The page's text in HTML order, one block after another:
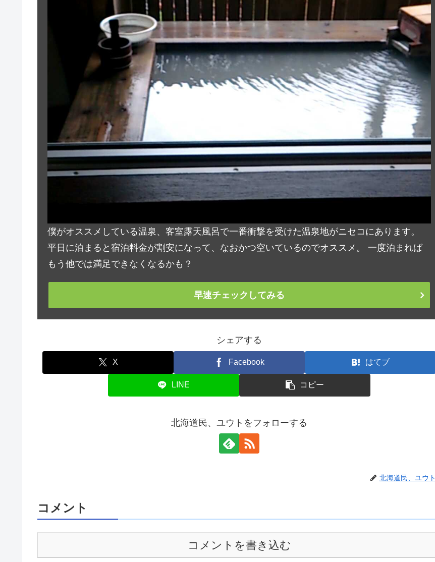
僕がオススメしている温泉、客室露天風呂で一番衝撃を受けた温泉地がニセコにあります。
平日に泊まると宿泊料金が割安になって、なおかつ空いているのでオススメ。 一度泊まれば
もう他では満足できなくなるかも？
早速チェックしてみる
シェアする
X Facebook はてブ
LINE コピー
北海道民、ユウトをフォローする
北海道民、ユウト
コメント
コメントを書き込む